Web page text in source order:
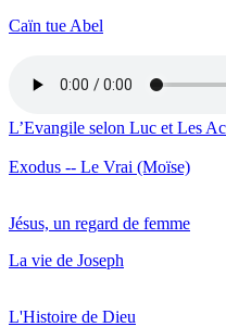
Caïn tue Abel
L’Evangile selon Luc et Les
Exodus -- Le Vrai (Moïse)
Jésus, un regard de femme
La vie de Joseph
L'Histoire de Dieu